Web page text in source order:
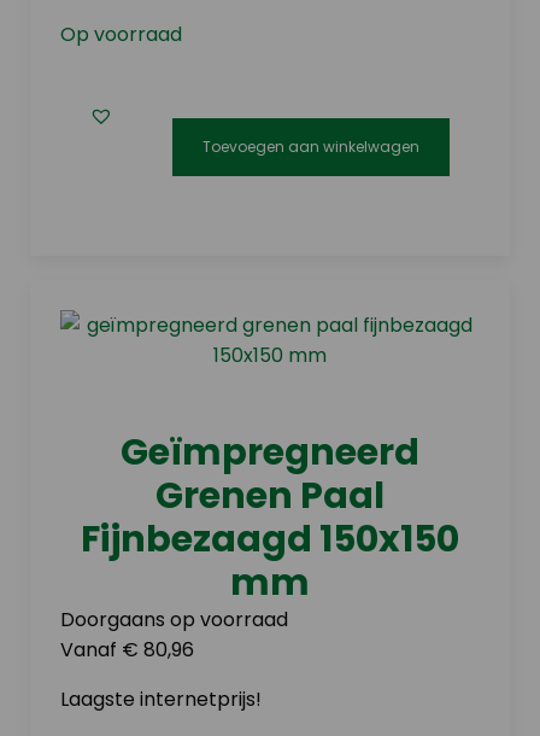
Op voorraad
Toevoegen aan winkelwagen
Geïmpregneerd
Grenen Paal
Fijnbezaagd 150x150
mm
Doorgaans op voorraad
Vanaf € 80,96
Laagste internetprijs!